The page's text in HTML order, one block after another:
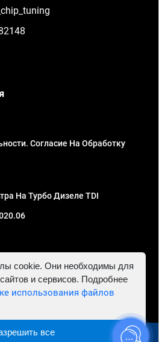
Согласие На Обработку
На Турбо Дизеле TDI
ИНН 781302555843,
в Москве и МО - Автосервис
cookie. Они необходимы для
и сервисов. Подробнее
использования файлов
все